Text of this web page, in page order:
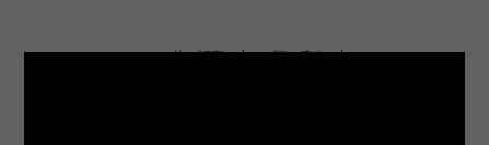
< 前の記事 一覧に戻る